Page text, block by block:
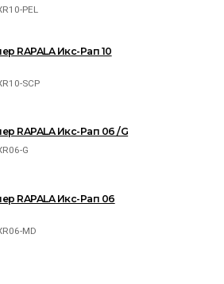
PEL
RAPALA Икс-Рап 10
SCP
RAPALA Икс-Рап 06 /G
G
RAPALA Икс-Рап 06
MD